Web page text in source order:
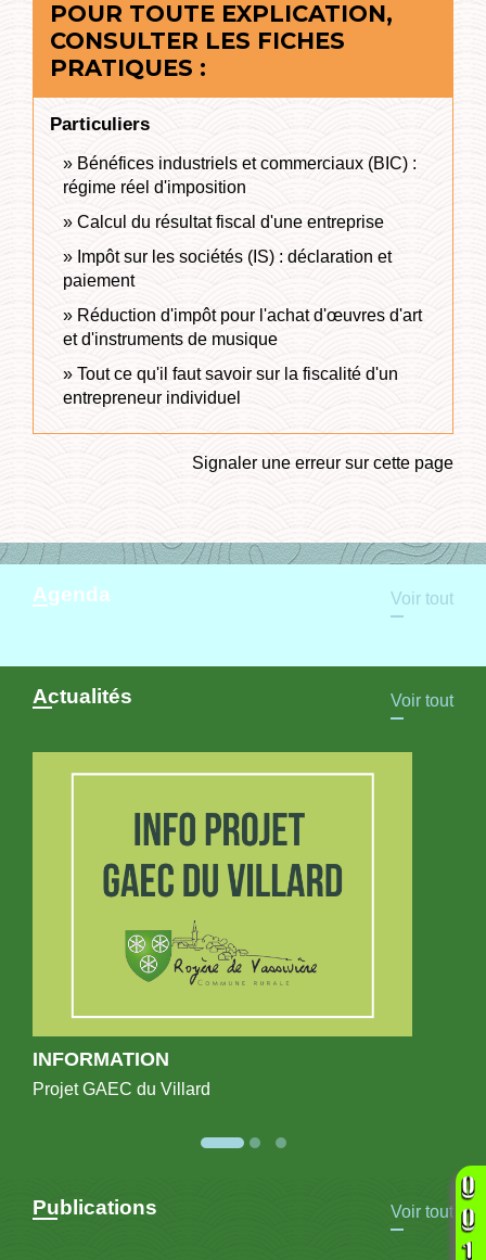
POUR TOUTE EXPLICATION,
CONSULTER LES FICHES
PRATIQUES :
Particuliers
Bénéfices industriels et commerciaux (BIC) :
régime réel d'imposition
Calcul du résultat fiscal d'une entreprise
Impôt sur les sociétés (IS) : déclaration et
paiement
Réduction d'impôt pour l'achat d'œuvres d'art
et d'instruments de musique
Tout ce qu'il faut savoir sur la fiscalité d'un
entrepreneur individuel
Signaler une erreur sur cette page
Agenda Voir tout
Actualités Voir tout
INFORMATION
Projet GAEC du Villard
Publications Voir tout